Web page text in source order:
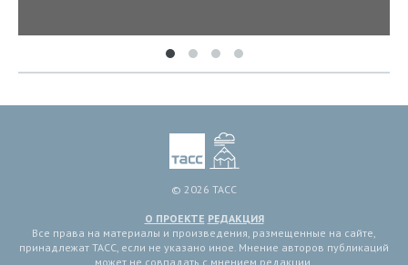
© 2026 ТАСС
О ПРОЕКТЕ РЕДАКЦИЯ
Все права на материалы и произведения, размещенные на сайте,
принадлежат ТАСС, если не указано иное. Мнение авторов публикаций
может не совпадать с мнением редакции.